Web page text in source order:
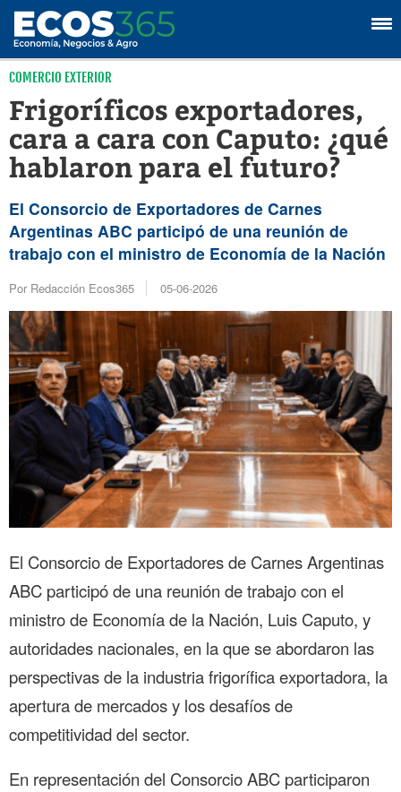
COMERCIO EXTERIOR
Frigoríficos exportadores,
cara a cara con Caputo: ¿qué
hablaron para el futuro?
El Consorcio de Exportadores de Carnes
Argentinas ABC participó de una reunión de
trabajo con el ministro de Economía de la Nación
Por Redacción Ecos365 05-06-2026
El Consorcio de Exportadores de Carnes Argentinas
ABC participó de una reunión de trabajo con el
ministro de Economía de la Nación, Luis Caputo, y
autoridades nacionales, en la que se abordaron las
perspectivas de la industria frigorífica exportadora, la
apertura de mercados y los desafíos de
competitividad del sector.
En representación del Consorcio ABC participaron